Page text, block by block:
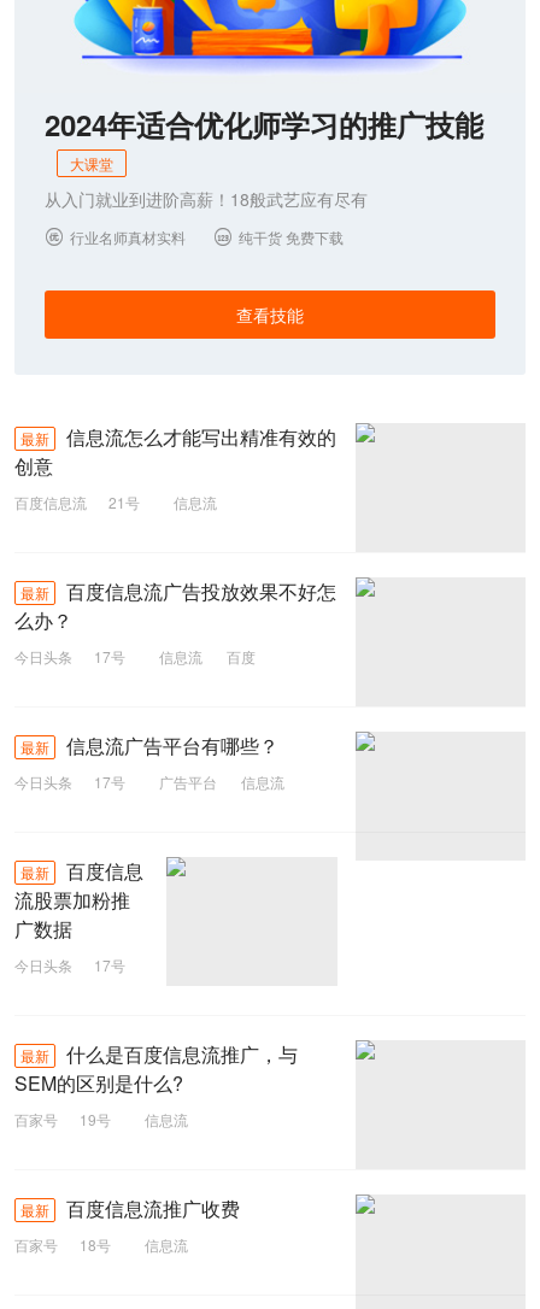
2024年适合优化师学习的推广技能
大课堂
从入门就业到进阶高薪！18般武艺应有尽有
 行业名师真材实料  纯干货 免费下载
查看技能
最新
信息流怎么才能写出精准有效的
创意
百度信息流 21号 信息流
最新
百度信息流广告投放效果不好怎
么办？
今日头条 17号 信息流 百度
最新 信息流广告平台有哪些？
今日头条 17号 广告平台 信息流
最新
百度信息
流股票加粉推
广数据
今日头条
17号
最新
什么是百度信息流推广，与
SEM的区别是什么?
百家号 19号 信息流
最新 百度信息流推广收费
百家号 18号 信息流